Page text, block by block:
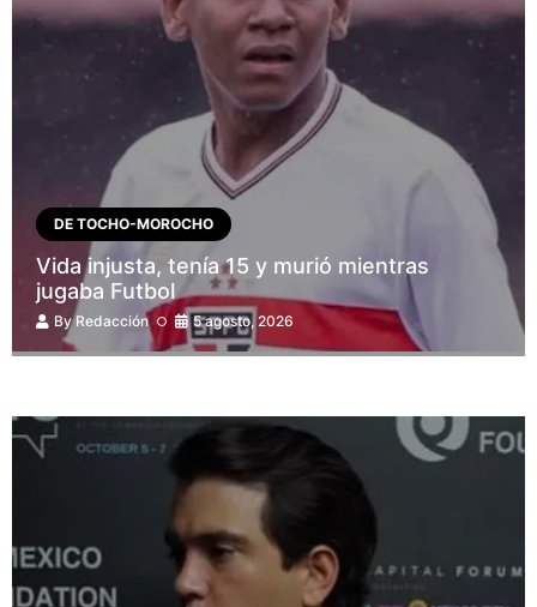
DE TOCHO-MOROCHO
Vida injusta, tenía 15 y murió mientras
jugaba Futbol
ByRedacción 5 agosto, 2026